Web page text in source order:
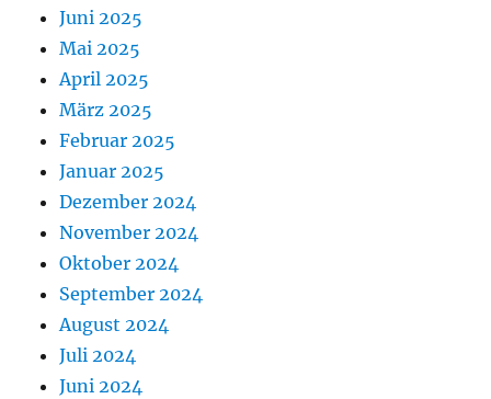
Juni 2025
Mai 2025
April 2025
März 2025
Februar 2025
Januar 2025
Dezember 2024
November 2024
Oktober 2024
September 2024
August 2024
Juli 2024
Juni 2024